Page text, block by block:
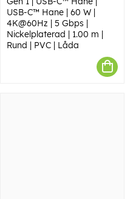
USB-C™ Hane | 60 W |
4K@60Hz | 5 Gbps |
Nickelplaterad | 1.00 m |
Rund | PVC | Låda